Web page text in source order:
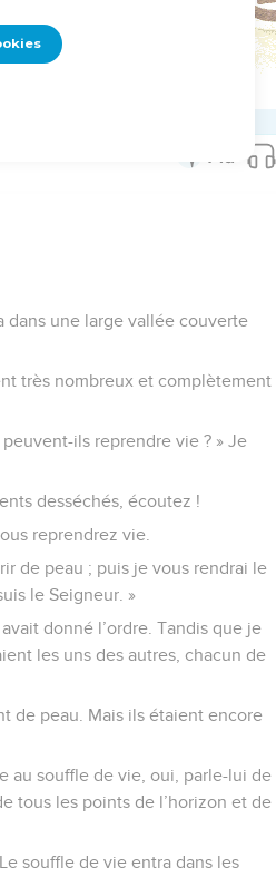
rendez-vous sur www.editionsbiblio.fr
dans une large vallée couverte
très nombreux et complètement
ils reprendre vie ? » Je
desséchés, écoutez !
reprendrez vie.
de peau ; puis je vous rendrai le
le Seigneur. »
donné l’ordre. Tandis que je
les uns des autres, chacun de
de peau. Mais ils étaient encore
au souffle de vie, oui, parle-lui de
tous les points de l’horizon et de
souffle de vie entra dans les